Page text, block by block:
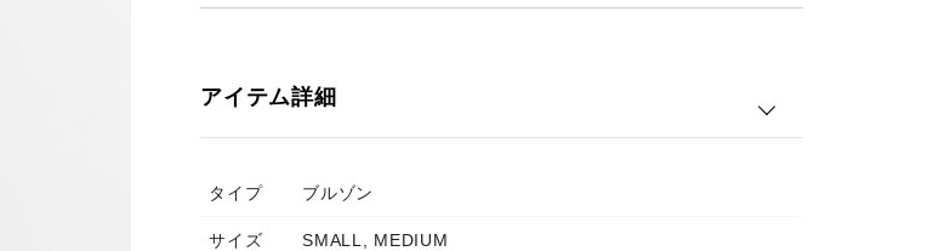
アイテム詳細
タイプ ブルゾン
サイズ SMALL, MEDIUM